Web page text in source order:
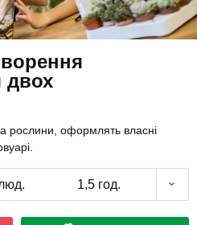
двох
рослини, оформлять власні
1,5 год.